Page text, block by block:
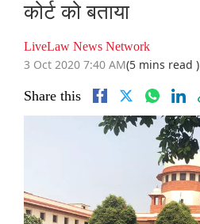
कोर्ट को बताया
LiveLaw News Network
3 Oct 2020 7:40 AM(5 mins read )
Share this